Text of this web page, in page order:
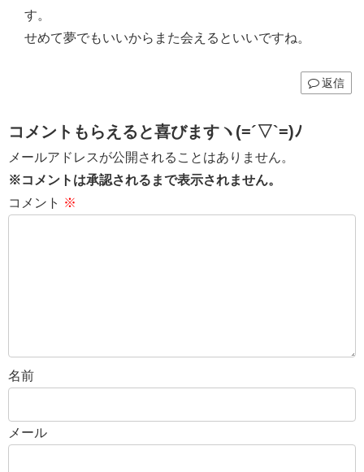
す。
せめて夢でもいいからまた会えるといいですね。
返信
コメントもらえると喜びますヽ(=´▽`=)ﾉ
メールアドレスが公開されることはありません。
※コメントは承認されるまで表示されません。
コメント ※
名前
メール